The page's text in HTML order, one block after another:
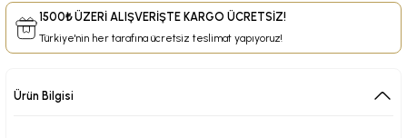
1500₺ ÜZERİ ALIŞVERİŞTE KARGO ÜCRETSİZ!
Türkiye'nin her tarafına ücretsiz teslimat yapıyoruz!
Ürün Bilgisi